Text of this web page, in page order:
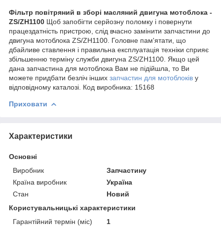
Фільтр повітряний в зборі масляний двигуна мотоблока -
ZS/ZH1100 Щоб запобігти серйозну поломку і повернути
працездатність пристрою, слід вчасно замінити запчастини до
двигуна мотоблока ZS/ZH1100. Головне пам'ятати, що
дбайливе ставлення і правильна експлуатація техніки сприяє
збільшенню терміну служби двигуна ZS/ZH1100. Якщо цей
дана запчастина для мотоблока Вам не підійшла, то Ви
можете придбати безліч інших запчастин для мотоблоків у
відповідному каталозі. Код виробника: 15168
Приховати
Характеристики
Основні
Виробник
Запчастину
Країна виробник
Україна
Стан
Новий
Користувальницькі характеристики
Гарантійний термін (міс)
1